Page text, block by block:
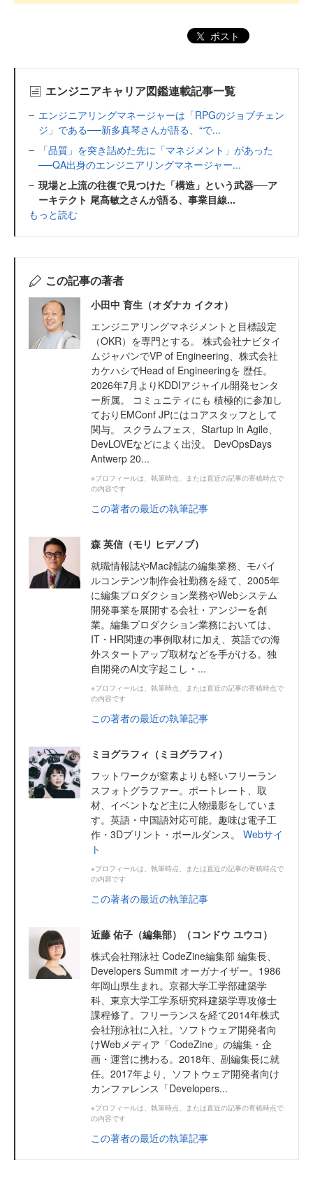
ポスト
エンジニアキャリア図鑑連載記事一覧
エンジニアリングマネージャーは「RPGのジョブチェン
ジ」である──新多真琴さんが語る、“で...
「品質」を突き詰めた先に「マネジメント」があった
──QA出身のエンジニアリングマネージャー...
現場と上流の往復で見つけた「構造」という武器──ア
ーキテクト 尾髙敏之さんが語る、事業目線...
もっと読む
この記事の著者
小田中 育生（オダナカ イクオ）
エンジニアリングマネジメントと目標設定
（OKR）を専門とする。 株式会社ナビタイ
ムジャパンでVP of Engineering、株式会社
カケハシでHead of Engineeringを 歴任。
2026年7月よりKDDIアジャイル開発センタ
ー所属。 コミュニティにも 積極的に参加し
ておりEMConf JPにはコアスタッフとして
関与。 スクラムフェス、Startup in Agile、
DevLOVEなどによく出没。 DevOpsDays
Antwerp 20...
※プロフィールは、執筆時点、または直近の記事の寄稿時点で
の内容です
この著者の最近の執筆記事
森 英信（モリ ヒデノブ）
就職情報誌やMac雑誌の編集業務、モバイ
ルコンテンツ制作会社勤務を経て、2005年
に編集プロダクション業務やWebシステム
開発事業を展開する会社・アンジーを創
業。編集プロダクション業務においては、
IT・HR関連の事例取材に加え、英語での海
外スタートアップ取材などを手がける。独
自開発のAI文字起こし・...
※プロフィールは、執筆時点、または直近の記事の寄稿時点で
の内容です
この著者の最近の執筆記事
ミヨグラフィ（ミヨグラフィ）
フットワークが窒素よりも軽いフリーラン
スフォトグラファー。ポートレート、取
材、イベントなど主に人物撮影をしていま
す。英語・中国語対応可能。趣味は電子工
作・3Dプリント・ポールダンス。 Webサイ
ト
※プロフィールは、執筆時点、または直近の記事の寄稿時点で
の内容です
この著者の最近の執筆記事
近藤 佑子（編集部）（コンドウ ユウコ）
株式会社翔泳社 CodeZine編集部 編集長、
Developers Summit オーガナイザー。1986
年岡山県生まれ。京都大学工学部建築学
科、東京大学工学系研究科建築学専攻修士
課程修了。フリーランスを経て2014年株式
会社翔泳社に入社。ソフトウェア開発者向
けWebメディア「CodeZine」の編集・企
画・運営に携わる。2018年、副編集長に就
任。2017年より、ソフトウェア開発者向け
カンファレンス「Developers...
※プロフィールは、執筆時点、または直近の記事の寄稿時点で
の内容です
この著者の最近の執筆記事